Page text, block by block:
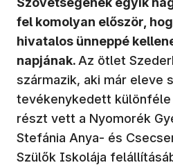
fel komolyan először,
hivatalos ünneppé
napjának. Az ötlet
származik, aki már eleve
tevékenykedett
részt vett a Nyomorék
Stefánia Anya- és
Szülők Iskolája